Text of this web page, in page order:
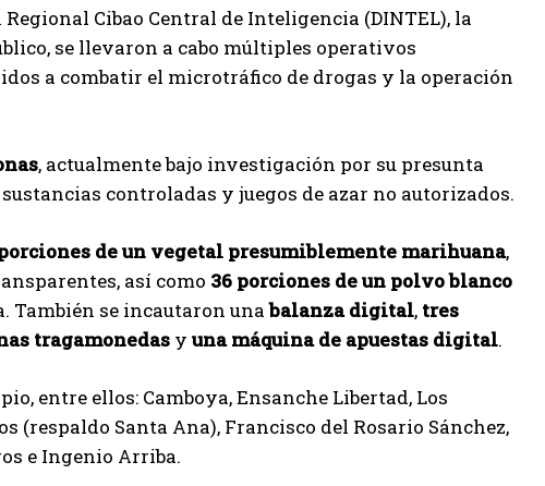
Cibao Central de Inteligencia (DINTEL), la
se llevaron a cabo múltiples operativos
a combatir el microtráfico de drogas y la operación
, actualmente bajo investigación por su presunta
controladas y juegos de azar no autorizados.
de un vegetal presumiblemente marihuana,
así como 36 porciones de un polvo blanco
También se incautaron unabalanza digital, tres
tragamonedas y una máquina de apuestas digital.
entre ellos: Camboya, Ensanche Libertad, Los
(respaldo Santa Ana), Francisco del Rosario Sánchez,
e Ingenio Arriba.